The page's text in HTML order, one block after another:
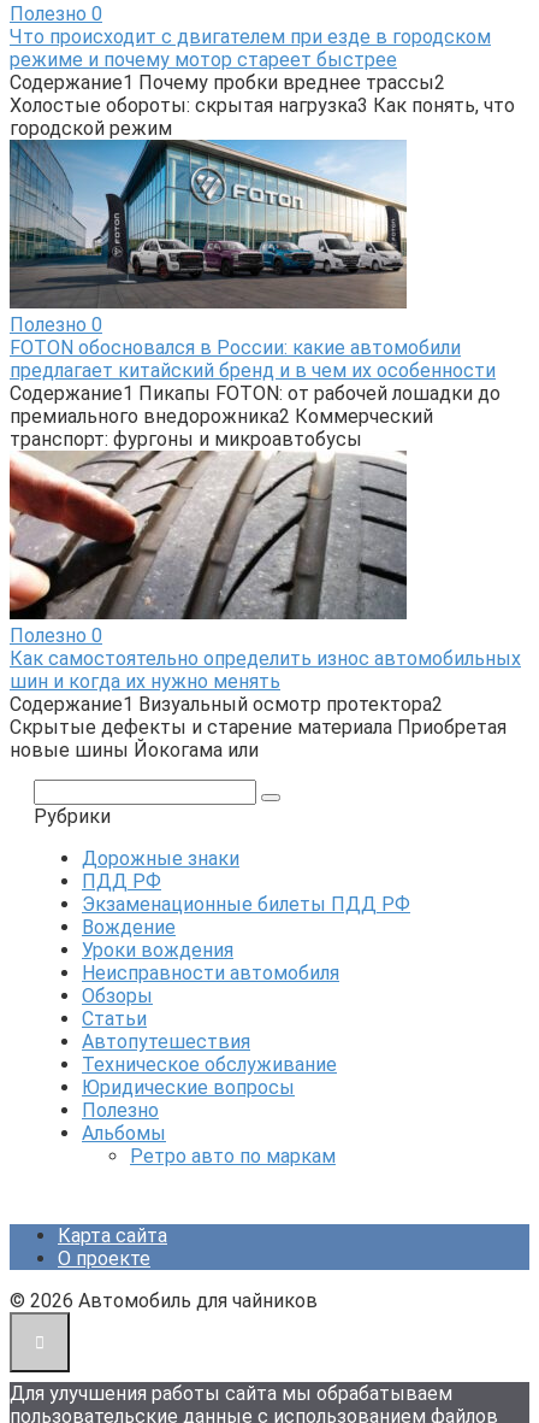
Полезно 0
Что происходит с двигателем при езде в городском
режиме и почему мотор стареет быстрее
Содержание1 Почему пробки вреднее трассы2
Холостые обороты: скрытая нагрузка3 Как понять, что
городской режим
Полезно 0
FOTON обосновался в России: какие автомобили
предлагает китайский бренд и в чем их особенности
Содержание1 Пикапы FOTON: от рабочей лошадки до
премиального внедорожника2 Коммерческий
транспорт: фургоны и микроавтобусы
Полезно 0
Как самостоятельно определить износ автомобильных
шин и когда их нужно менять
Содержание1 Визуальный осмотр протектора2
Скрытые дефекты и старение материала Приобретая
новые шины Йокогама или
Рубрики
Дорожные знаки
ПДД РФ
Экзаменационные билеты ПДД РФ
Вождение
Уроки вождения
Неисправности автомобиля
Обзоры
Статьи
Автопутешествия
Техническое обслуживание
Юридические вопросы
Полезно
Альбомы
Ретро авто по маркам
Карта сайта
О проекте
© 2026 Автомобиль для чайников
Для улучшения работы сайта мы обрабатываем
пользовательские данные с использованием файлов